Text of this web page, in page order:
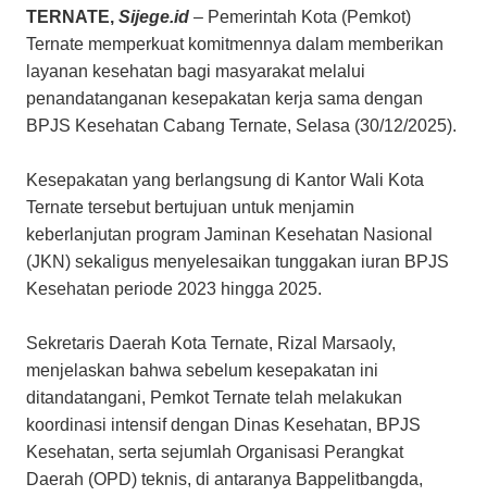
TERNATE, Sijege.id – Pemerintah Kota (Pemkot)
Ternate memperkuat komitmennya dalam memberikan
layanan kesehatan bagi masyarakat melalui
penandatanganan kesepakatan kerja sama dengan
BPJS Kesehatan Cabang Ternate, Selasa (30/12/2025).
Kesepakatan yang berlangsung di Kantor Wali Kota
Ternate tersebut bertujuan untuk menjamin
keberlanjutan program Jaminan Kesehatan Nasional
(JKN) sekaligus menyelesaikan tunggakan iuran BPJS
Kesehatan periode 2023 hingga 2025.
Sekretaris Daerah Kota Ternate, Rizal Marsaoly,
menjelaskan bahwa sebelum kesepakatan ini
ditandatangani, Pemkot Ternate telah melakukan
koordinasi intensif dengan Dinas Kesehatan, BPJS
Kesehatan, serta sejumlah Organisasi Perangkat
Daerah (OPD) teknis, di antaranya Bappelitbangda,